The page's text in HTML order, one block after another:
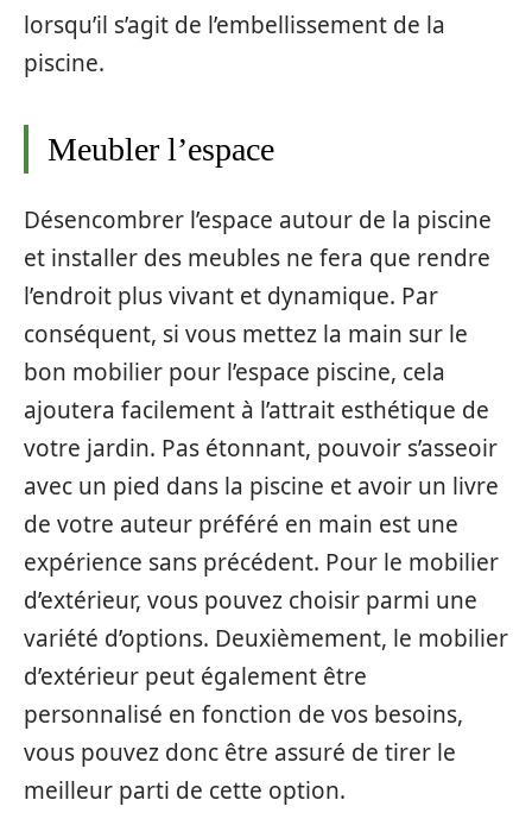
lorsqu’il s’agit de l’embellissement de la
piscine.
Meubler l’espace
Désencombrer l’espace autour de la piscine
et installer des meubles ne fera que rendre
l’endroit plus vivant et dynamique. Par
conséquent, si vous mettez la main sur le
bon mobilier pour l’espace piscine, cela
ajoutera facilement à l’attrait esthétique de
votre jardin. Pas étonnant, pouvoir s’asseoir
avec un pied dans la piscine et avoir un livre
de votre auteur préféré en main est une
expérience sans précédent. Pour le mobilier
d’extérieur, vous pouvez choisir parmi une
variété d’options. Deuxièmement, le mobilier
d’extérieur peut également être
personnalisé en fonction de vos besoins,
vous pouvez donc être assuré de tirer le
meilleur parti de cette option.